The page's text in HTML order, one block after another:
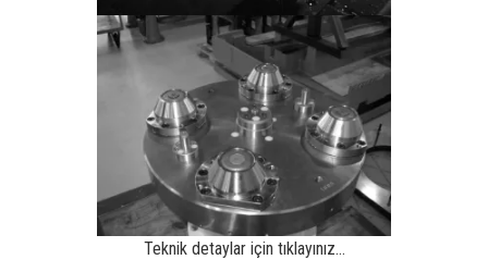
Teknik detaylar için tıklayınız…